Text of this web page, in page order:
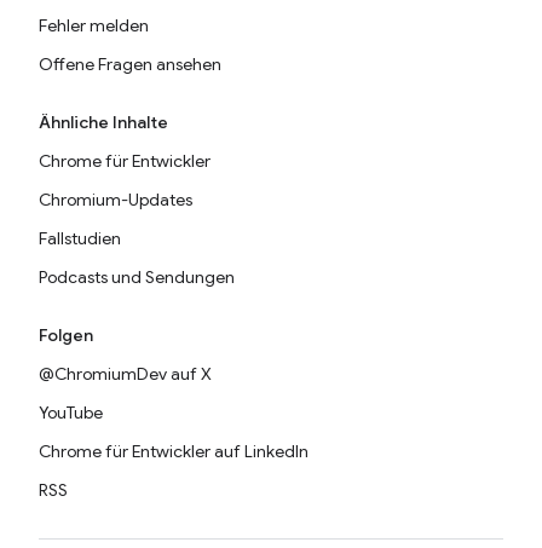
Fehler melden
Offene Fragen ansehen
Ähnliche Inhalte
Chrome für Entwickler
Chromium-Updates
Fallstudien
Podcasts und Sendungen
Folgen
@ChromiumDev auf X
YouTube
Chrome für Entwickler auf LinkedIn
RSS